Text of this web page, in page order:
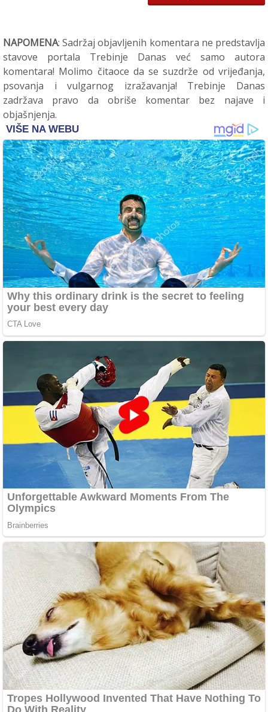
NAPOMENA: Sadržaj objavljenih komentara ne predstavlja
stavove portala Trebinje Danas već samo autora
komentara! Molimo čitaoce da se suzdrže od vrijeđanja,
psovanja i vulgarnog izražavanja! Trebinje Danas
zadržava pravo da obriše komentar bez najave i
objašnjenja.